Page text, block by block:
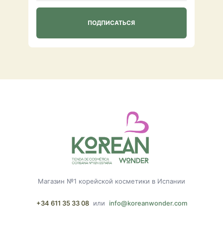
Магазин №1 корейской косметики в Испании
+34 611 35 33 08 или info@koreanwonder.com